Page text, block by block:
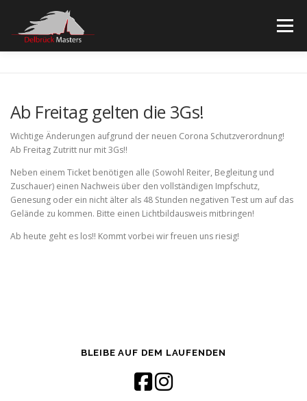
springen
Menü
WEBSEITE REITVEREIN
Ab Freitag gelten die 3Gs!
Wichtige Änderungen aufgrund der neuen Corona Schutzverordnung!
Ab Freitag Zutritt nur mit 3Gs!!
Neben einem Ticket benötigen alle (Sowohl Reiter, Begleitung und
Zuschauer) einen Nachweis über den vollständigen Impfschutz,
Genesung oder ein nicht älter als 48 Stunden negativen Test um auf das
Gelände zu kommen. Bitte einen Lichtbildausweis mitbringen!
Ab heute geht es los!! Kommt vorbei wir freuen uns riesig!
BLEIBE AUF DEM LAUFENDEN